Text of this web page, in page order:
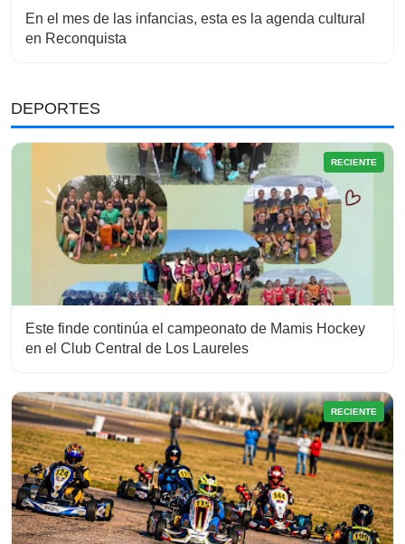
En el mes de las infancias, esta es la agenda cultural
en Reconquista
DEPORTES
RECIENTE
Este finde continúa el campeonato de Mamis Hockey
en el Club Central de Los Laureles
RECIENTE